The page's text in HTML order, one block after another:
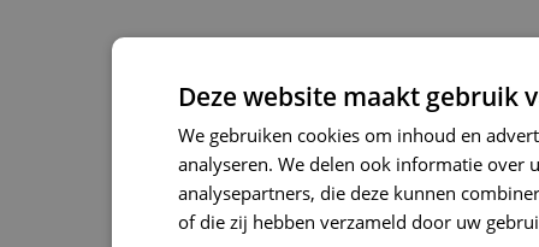
Deze website maakt gebruik
We gebruiken cookies om inhoud en
analyseren. We delen ook informatie over
analysepartners, die deze kunnen
of die zij hebben verzameld door uw